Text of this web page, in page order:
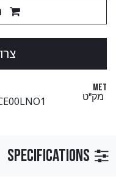
MET
מק"ט